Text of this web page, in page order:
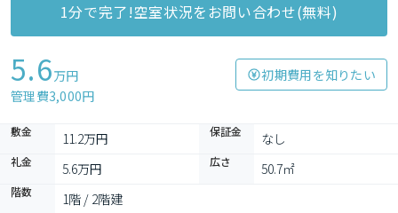
1分で完了!空室状況をお問い合わせ(無料)
5.6万円
管理費3,000円
初期費用を知りたい
敷金 11.2万円 保証金 なし
礼金 5.6万円 広さ 50.7㎡
階数 1階 / 2階建